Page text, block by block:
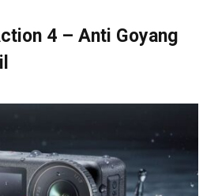
4 – Anti Goyang